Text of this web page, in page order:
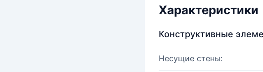
Характеристики
Конструктивные
Несущие стены: